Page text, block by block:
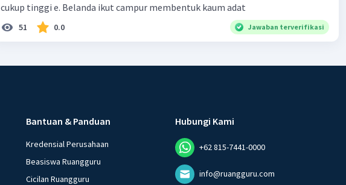
Peristiwa Agama:Peristiwa-peristiwa seperti Konsili Nicea, Perang
Salib, atau Konversi Kekaisaran Romawi menjadi objek penelitian
sejarah untuk memahami peran agama dalam sejarah dunia.
Beri Rating·1.0(1) Balas
cukup tinggi e. Belanda ikut campur membentuk kaum adat
51 0.0 Jawaban terverifikasi
Bantuan & Panduan
Kredensial Perusahaan
Beasiswa Ruangguru
Cicilan Ruangguru
Hubungi Kami
+62 815-7441-0000
info@ruangguru.com